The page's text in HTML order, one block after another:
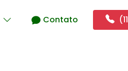
Contato